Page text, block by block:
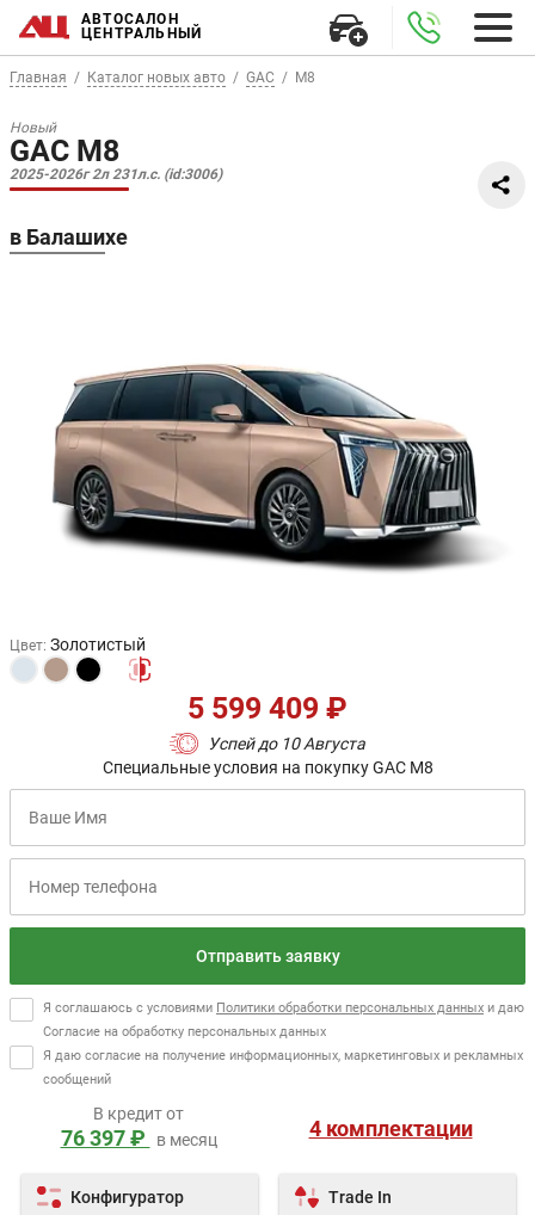
АВТОСАЛОН
ЦЕНТРАЛЬНЫЙ
Главная Каталог новых авто GAC M8
Новый
GAC M8
2025-2026г 2л 231л.с. (id:3006)
в Балашихе
Цвет: Золотистый
Успей до 10 Августа
5 599 409 ₽
Специальные условия на покупку GAC M8
Отправить заявку
Я соглашаюсь с условиями Политики обработки персональных данных и даю
Согласие на обработку персональных данных
Я даю согласие на получение информационных, маркетинговых и рекламных
сообщений
4 комплектации
Конфигуратор Trade In
В кредит от
76 397 ₽ в месяц